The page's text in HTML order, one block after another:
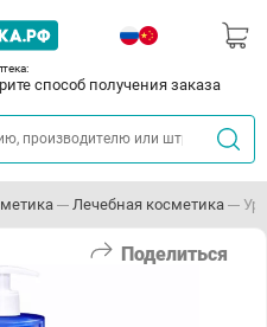
способ получения заказа
Лечебная косметика
Поделиться